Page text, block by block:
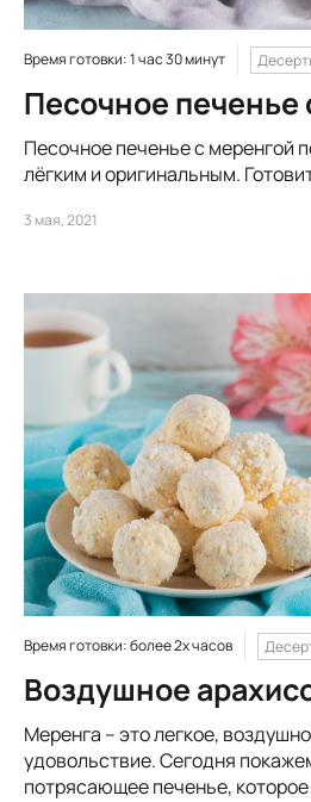
Время готовки: 1 час 30 минут
Песочное печенье
Песочное печенье с меренгой
лёгким и оригинальным.
3 мая, 2021
Время готовки: более 2х часов
Воздушное
Меренга – это легкое,
удовольствие. Сегодня
потрясающее печенье, которое